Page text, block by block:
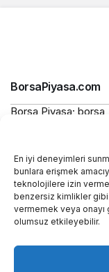
En iyi deneyimleri
bunlara erişmek
teknolojilere izin
benzersiz kimlikler
vermemek veya
olumsuz etkileyebilir.
BorsaPiyasa.com
Borsa Piyasa;
alanlarında güncel
içerikler sunan
Bu sitede yer alan
yatırım tavsiyesi
Yasal
Kurumsal